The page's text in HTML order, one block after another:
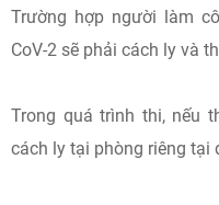
Trường hợp người làm
CoV-2 sẽ phải cách ly và
Trong quá trình thi, nếu
cách ly tại phòng riêng tại